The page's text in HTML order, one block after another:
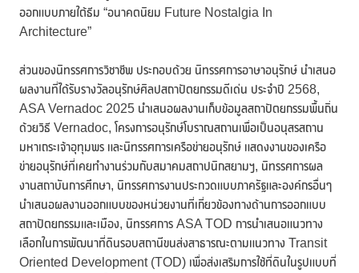
ออกแบบภายใต้ธีม “อนาคตนิยม Future Nostalgia In
Architecture”
ส่วนของนิทรรศการวิชาชีพ ประกอบด้วย นิทรรศการอาษาอนุรักษ์ นำเสนอ
ผลงานที่ได้รับรางวัลอนุรักษ์ศิลปสถาปัตยกรรมดีเด่น ประจำปี 2568,
ASA Vernadoc 2025 นำเสนอผลงานเก็บข้อมูลสถาปัตยกรรมพื้นถิ่น
ด้วยวิธี Vernadoc, โครงการอนุรักษ์โบราณสถานเพื่อเป็นอนุสรสถาน
มหาเถระเจ้าอุทุมพร และนิทรรศการเครือข่ายอนุรักษ์ แสดงงานของเครือ
ข่ายอนุรักษ์ที่เคยทำงานร่วมกับสมาคมสถาปนิกสยามฯ, นิทรรศการผล
งานสถาบันการศึกษา, นิทรรศการงานประกวดแบบภาครัฐและองค์กรอื่นๆ
นำเสนอผลงานออกแบบของหน่วยงานที่เกี่ยวข้องทางด้านการออกแบบ
สถาปัตยกรรมและเมือง, นิทรรศการ ASA TOD การนำเสนอแนวทาง
เลือกในการพัฒนาที่ดินรอบสถานีขนส่งสาธารณะตามแนวทาง Transit
Oriented Development (TOD) เพื่อส่งเสริมการใช้ที่ดินในรูปแบบที่